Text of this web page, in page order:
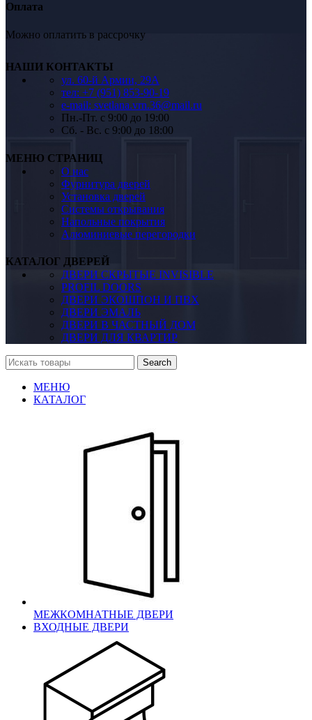
Оплата
Можно оплатить в рассрочку
НАШИ КОНТАКТЫ
ул. 60-й Армии, 29А
тел: +7 (951) 853-90-19
e-mail: svetlana.vrn.36@mail.ru
Пн.-Пт. c 9:00 до 19:00
Сб. - Вс. c 9:00 до 18:00
МЕНЮ СТРАНИЦ
О нас
Фурнитура дверей
Установка дверей
Системы открывания
Напольные покрытия
Алюминиевые перегородки
КАТАЛОГ ДВЕРЕЙ
ДВЕРИ СКРЫТЫЕ INVISIBLE
PROFIL DOORS
ДВЕРИ ЭКОШПОН И ПВХ
ДВЕРИ ЭМАЛЬ
ДВЕРИ В ЧАСТНЫЙ ДОМ
ДВЕРИ ДЛЯ КВАРТИР
Search
МЕНЮ
КАТАЛОГ
МЕЖКОМНАТНЫЕ ДВЕРИ
ВХОДНЫЕ ДВЕРИ